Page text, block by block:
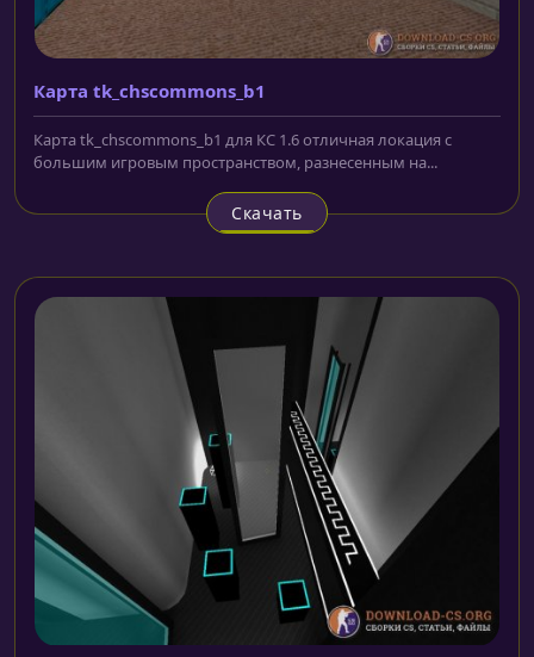
Карта tk_chscommons_b1
Карта tk_chscommons_b1 для КС 1.6 отличная локация с
большим игровым пространством, разнесенным на...
Скачать